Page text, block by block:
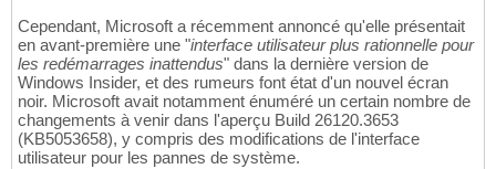
Cependant, Microsoft a récemment annoncé qu'elle présentait
en avant-première une "interface utilisateur plus rationnelle pour
les redémarrages inattendus" dans la dernière version de
Windows Insider, et des rumeurs font état d'un nouvel écran
noir. Microsoft avait notamment énuméré un certain nombre de
changements à venir dans l'aperçu Build 26120.3653
(KB5053658), y compris des modifications de l'interface
utilisateur pour les pannes de système.